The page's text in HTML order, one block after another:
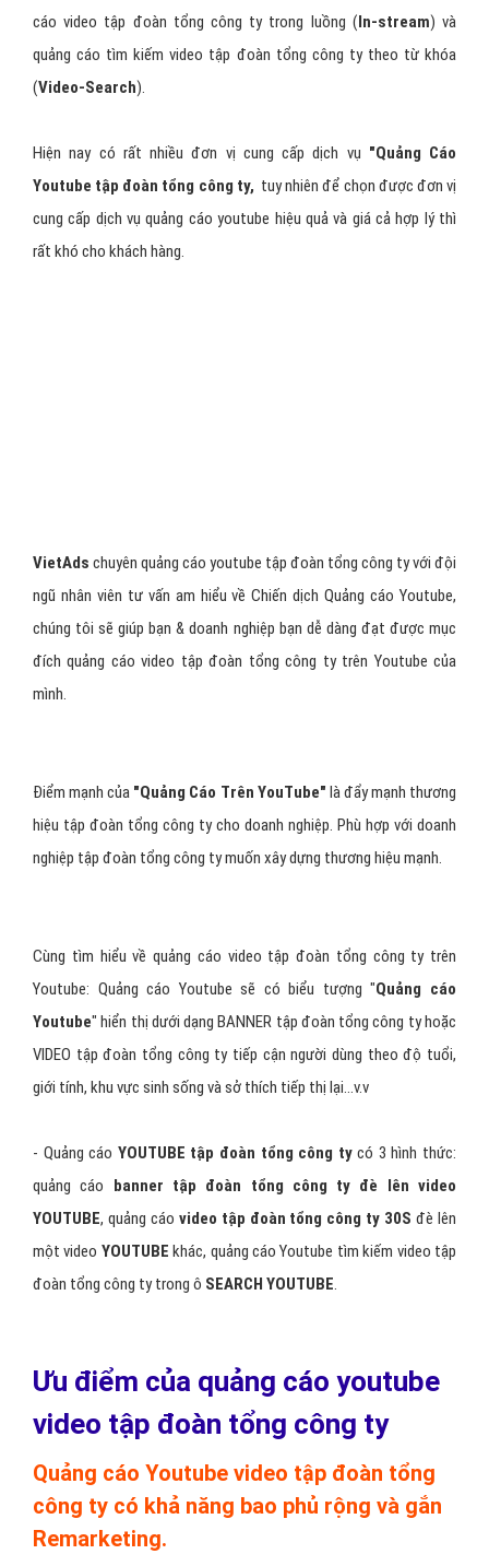
cáo video tập đoàn tổng công ty trong luồng (In-stream) và
quảng cáo tìm kiếm video tập đoàn tổng công ty theo từ khóa
(Video-Search).
Hiện nay có rất nhiều đơn vị cung cấp dịch vụ "Quảng Cáo
Youtube tập đoàn tổng công ty, tuy nhiên để chọn được đơn vị
cung cấp dịch vụ quảng cáo youtube hiệu quả và giá cả hợp lý thì
rất khó cho khách hàng.
Viet
chuyên quảng cáo youtube tập đoàn tổng công ty với đội
ngũ nhân viên tư vấn am hiểu về Chiến dịch Quảng cáo Youtube,
chúng tôi sẽ giúp bạn & doanh nghiệp bạn dễ dàng đạt được mục
Điểm mạnh của
là đẩy mạnh thương
hiệu tập đoàn tổng công ty cho doanh nghiệp. Phù hợp với doanh
VIDEO tập đoàn tổng công ty tiếp cận người dùng theo độ tuổi,
- Quảng cáo YOUTUBE tập đoàn tổng công ty
có 3 hình thức:
banner tập đoàn tổng công ty đè lên video
YOUTUBE , quảng cáovideo tập đoàn tổng công ty 30S
một video YOUTUBEkhác, quảng cáo Youtube tìm kiếm video tập
đoàn tổng công ty trong ôSEARCH YOUTUBE.